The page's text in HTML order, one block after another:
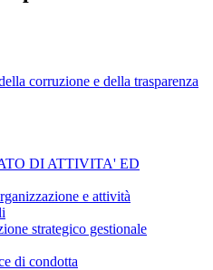
corruzione e della trasparenza
DI ATTIVITA' ED
e attività
strategico gestionale
di condotta